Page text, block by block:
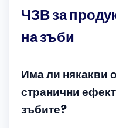
ЧЗВ за
на зъби
Има ли някакви
странични
зъбите?